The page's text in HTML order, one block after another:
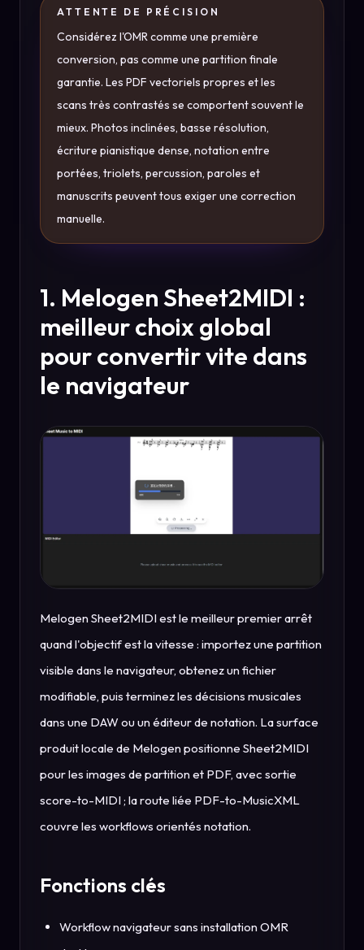
ATTENTE DE PRÉCISION
Considérez l'OMR comme une première
conversion, pas comme une partition finale
garantie. Les PDF vectoriels propres et les
scans très contrastés se comportent souvent le
mieux. Photos inclinées, basse résolution,
écriture pianistique dense, notation entre
portées, triolets, percussion, paroles et
manuscrits peuvent tous exiger une correction
manuelle.
1. Melogen Sheet2MIDI :
meilleur choix global
pour convertir vite dans
le navigateur
Melogen Sheet2MIDI est le meilleur premier arrêt
quand l'objectif est la vitesse : importez une partition
visible dans le navigateur, obtenez un fichier
modifiable, puis terminez les décisions musicales
dans une DAW ou un éditeur de notation. La surface
produit locale de Melogen positionne Sheet2MIDI
pour les images de partition et PDF, avec sortie
score-to-MIDI ; la route liée PDF-to-MusicXML
couvre les workflows orientés notation.
Fonctions clés
Workflow navigateur sans installation OMR